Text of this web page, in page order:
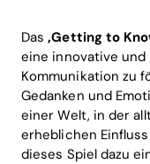
Das‚Getting to
eine innovative
Kommunikation zu
Gedanken und
einer Welt, in der
erheblichen
dieses Spiel dazu